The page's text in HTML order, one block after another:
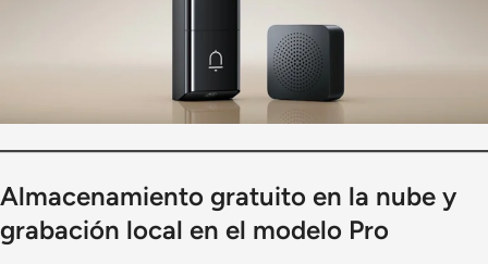
Almacenamiento gratuito en la nube y
grabación local en el modelo Pro